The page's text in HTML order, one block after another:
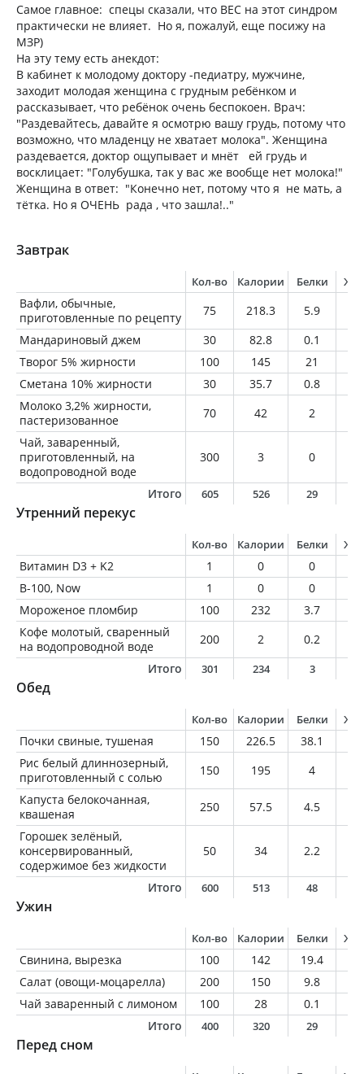
Самое главное: спецы сказали, что ВЕС на этот синдром
практически не влияет. Но я, пожалуй, еще посижу на
МЗР)
На эту тему есть анекдот:
В кабинет к молодому доктору -педиатру, мужчине,
заходит молодая женщина с грудным ребёнком и
рассказывает, что ребёнок очень беспокоен. Врач:
"Раздевайтесь, давайте я осмотрю вашу грудь, потому что
возможно, что младенцу не хватает молока". Женщина
раздевается, доктор ощупывает и мнёт ей грудь и
восклицает: "Голубушка, так у вас же вообще нет молока!"
Женщина в ответ: "Конечно нет, потому что я не мать, а
тётка. Но я ОЧЕНЬ рада , что зашла!.."
Завтрак
Кол-во Калории Белки
Вафли, обычные,
приготовленные по рецепту
75 218.3 5.9
Мандариновый джем
30 82.8 0.1
Творог 5% жирности
100 145 21
Сметана 10% жирности
30 35.7 0.8
Молоко 3,2% жирности,
пастеризованное
70 42 2
Чай, заваренный,
приготовленный, на
водопроводной воде
300 3 0
Итого 605 526 29
Утренний перекус
Кол-во Калории Белки
Витамин D3 + K2 1 0 0
В-100, Now
1 0 0
Мороженое пломбир
100 232 3.7
Кофе молотый, сваренный
на водопроводной воде
200 2 0.2
Итого
301 234 3
Обед
Кол-во Калории Белки
Почки свиные, тушеная 150 226.5 38.1
Рис белый длиннозерный,
приготовленный с солью
150 195 4
Капуста белокочанная,
квашеная
250 57.5 4.5
Горошек зелёный,
консервированный,
содержимое без жидкости
50 34 2.2
Итого 600 513 48
Ужин
Кол-во Калории Белки
Свинина, вырезка 100 142 19.4
Салат (овощи-моцарелла)
200 150 9.8
Чай заваренный с лимоном
100 28 0.1
Итого
400 320 29
Перед сном